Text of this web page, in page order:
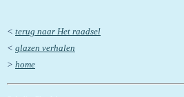
< terug naar Het raadsel
< glazen verhalen
> home